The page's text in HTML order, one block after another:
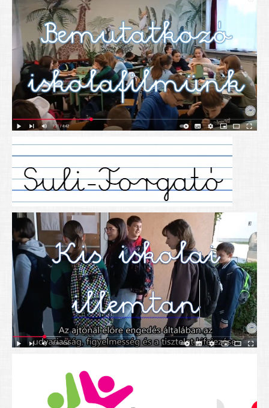
Határtalanul
Névadónk
UNESCO Társult Iskola
Sportversenyek
Tanulmányi versenyek
Alapítványunk
Nyitva tartás
SZÜLŐKNEK
Google Tanterem, Classroom - útmutató diákoknak
Tanév rendje
Étkezés befizetése
Étlap
eKréta
Diákigazolvány igénylése
Mindennapos testnevelés
Tartós tankönyvek
Nyolcadikosainknak